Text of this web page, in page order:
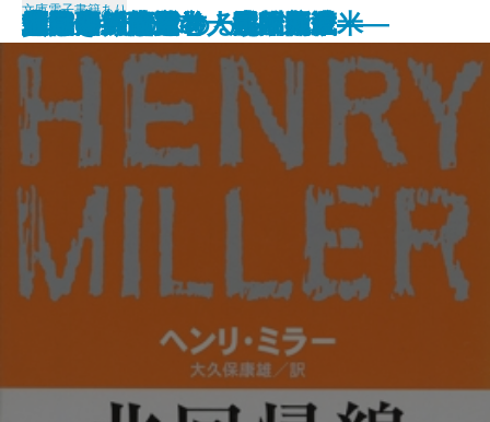
貧しき人びと
未成年〔下〕
未成年〔上〕
壁
青梅雨
忘却の河
エミリーの求めるもの
魔の山〔下〕
雁の寺・越前竹人形
魔の山〔上〕
文庫電子書籍あり
北回帰線
勝海舟―第五巻・江戸開城―
勝海舟―第六巻・明治新政―
勝海舟―第三巻・長州征伐―
勝海舟―第四巻・大政奉還―
他人の顔
河童・或阿呆の一生
勝海舟―第一巻・黒船渡来―
勝海舟―第二巻・咸臨丸渡米―
地獄変・偸盗